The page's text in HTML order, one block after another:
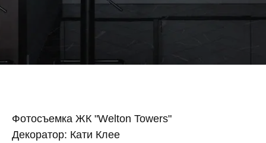
Фотосъемка ЖК "Welton Towers"
Декоратор: Кати Клее